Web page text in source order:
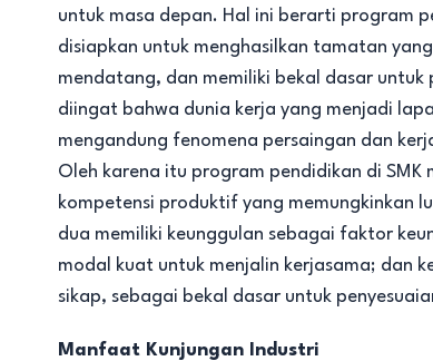
untuk masa depan. Hal ini berarti program
disiapkan untuk menghasilkan tamatan
mendatang, dan memiliki bekal dasar
diingat bahwa dunia kerja yang menjadi
mengandung fenomena persaingan dan
Oleh karena itu program pendidikan di
kompetensi produktif yang memungkinkan
dua memiliki keunggulan sebagai faktor
modal kuat untuk menjalin kerjasama; dan
sikap, sebagai bekal dasar untuk
Manfaat Kunjungan Industri